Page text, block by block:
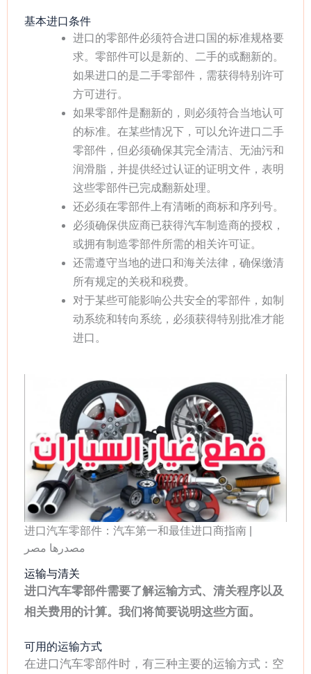
基本进口条件
进口的零部件必须符合进口国的标准规格要
求。零部件可以是新的、二手的或翻新的。
如果进口的是二手零部件，需获得特别许可
方可进行。
如果零部件是翻新的，则必须符合当地认可
的标准。在某些情况下，可以允许进口二手
零部件，但必须确保其完全清洁、无油污和
润滑脂，并提供经过认证的证明文件，表明
这些零部件已完成翻新处理。
还必须在零部件上有清晰的商标和序列号。
必须确保供应商已获得汽车制造商的授权，
或拥有制造零部件所需的相关许可证。
还需遵守当地的进口和海关法律，确保缴清
所有规定的关税和税费。
对于某些可能影响公共安全的零部件，如制
动系统和转向系统，必须获得特别批准才能
进口。
进口汽车零部件：汽车第一和最佳进口商指南 |
مصدرها مصر
运输与清关
进口汽车零部件需要了解运输方式、清关程序以及
相关费用的计算。我们将简要说明这些方面。
可用的运输方式
在进口汽车零部件时，有三种主要的运输方式：空